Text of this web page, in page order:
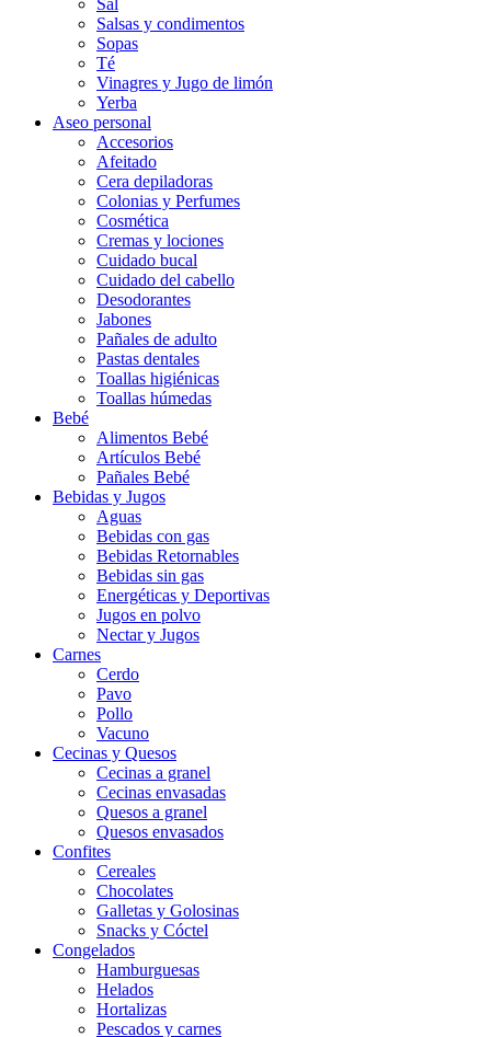
Sal
Salsas y condimentos
Sopas
Té
Vinagres y Jugo de limón
Yerba
Aseo personal
Accesorios
Afeitado
Cera depiladoras
Colonias y Perfumes
Cosmética
Cremas y lociones
Cuidado bucal
Cuidado del cabello
Desodorantes
Jabones
Pañales de adulto
Pastas dentales
Toallas higiénicas
Toallas húmedas
Bebé
Alimentos Bebé
Artículos Bebé
Pañales Bebé
Bebidas y Jugos
Aguas
Bebidas con gas
Bebidas Retornables
Bebidas sin gas
Energéticas y Deportivas
Jugos en polvo
Nectar y Jugos
Carnes
Cerdo
Pavo
Pollo
Vacuno
Cecinas y Quesos
Cecinas a granel
Cecinas envasadas
Quesos a granel
Quesos envasados
Confites
Cereales
Chocolates
Galletas y Golosinas
Snacks y Cóctel
Congelados
Hamburguesas
Helados
Hortalizas
Pescados y carnes